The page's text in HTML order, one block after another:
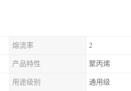
熔流率 2
产品特性 聚丙烯
用途级别 通用级